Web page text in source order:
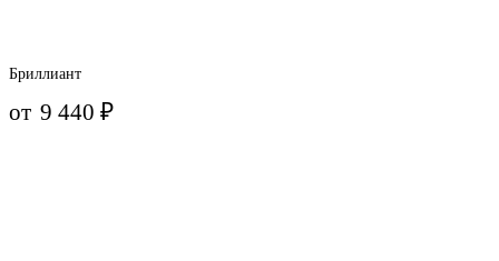
Бриллиант
от 9 440₽